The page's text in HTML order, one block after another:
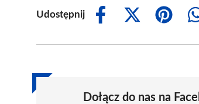
Udostępnij
Share
Share
(Twitter)
Share
Dołącz do nas na